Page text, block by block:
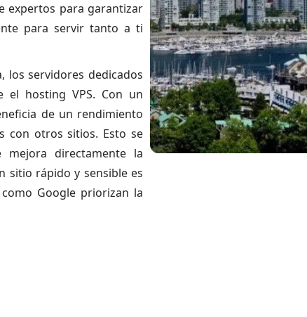
expertos para garantizar
para servir tanto a ti
los servidores dedicados
el hosting VPS. Con un
de un rendimiento
con otros sitios. Esto se
directamente la
sitio rápido y sensible es
Google priorizan la